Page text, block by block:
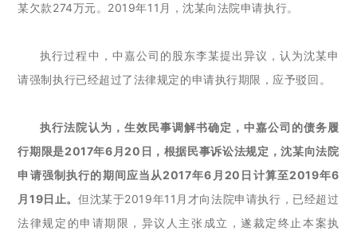
某欠款274万元。2019年11月，沈某向法院申请执行。
执行过程中，中嘉公司的股东李某提出异议，认为沈某申
请强制执行已经超过了法律规定的申请执行期限，应予驳回。
执行法院认为，生效民事调解书确定，中嘉公司的债务履
行期限是2017年6月20日，根据民事诉讼法规定，沈某向法院
申请强制执行的期间应当从2017年6月20日计算至2019年6
月19日止。 但沈某于2019年11月才向法院申请执行，已经超过
法律规定的申请期限，异议人主张成立，遂裁定终止本案执